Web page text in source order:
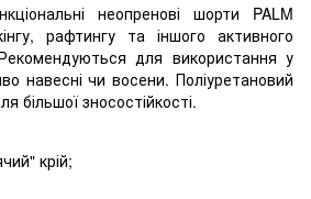
неопренові шорти PALM
рафтингу та іншого активного
для використання у
навесні чи восени. Поліуретановий
більшої зносостійкості.
крій;